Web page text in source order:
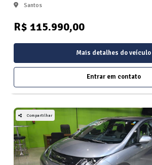
Santos
R$ 115.990,00
Mais detalhes do veículo
Entrar em contato
Compartilhar